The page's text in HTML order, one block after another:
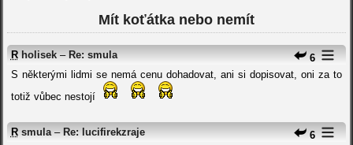
Mít koťátka nebo nemít
6
R holisek – Re: smula
S některými lidmi se nemá cenu dohadovat, ani si dopisovat, oni za to
totiž vůbec nestojí
6
R smula – Re: lucifirekzraje